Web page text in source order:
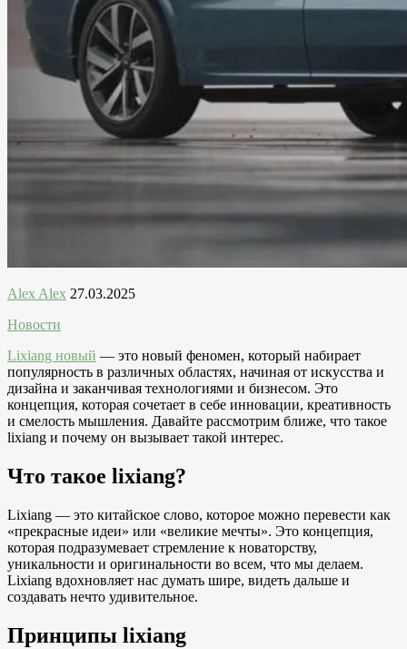
Alex Alex 27.03.2025
Новости
Lixiang новый — это новый феномен, который набирает
популярность в различных областях, начиная от искусства и
дизайна и заканчивая технологиями и бизнесом. Это
концепция, которая сочетает в себе инновации, креативность
и смелость мышления. Давайте рассмотрим ближе, что такое
lixiang и почему он вызывает такой интерес.
Что такое lixiang?
Lixiang — это китайское слово, которое можно перевести как
«прекрасные идеи» или «великие мечты». Это концепция,
которая подразумевает стремление к новаторству,
уникальности и оригинальности во всем, что мы делаем.
Lixiang вдохновляет нас думать шире, видеть дальше и
создавать нечто удивительное.
Принципы lixiang